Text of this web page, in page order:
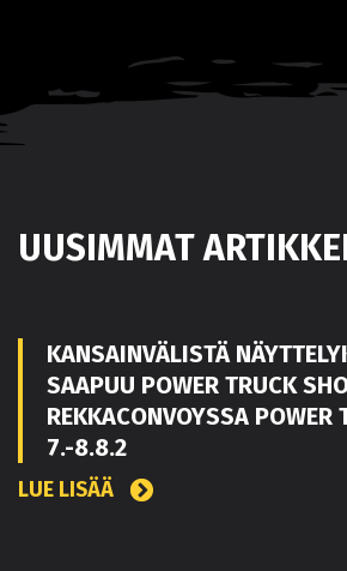
UUSIMMAT
KANSAINVÄLISTÄ
SAAPUU POWER TRUCK
REKKACONVOYSSA POWER
7.-8.8.2
LUE LISÄÄ